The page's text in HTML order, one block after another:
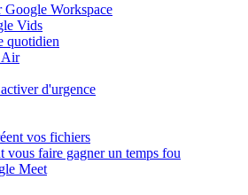
Google Workspace
Vids
quotidien
Air
d'urgence
vos fichiers
vous faire gagner un temps fou
Meet